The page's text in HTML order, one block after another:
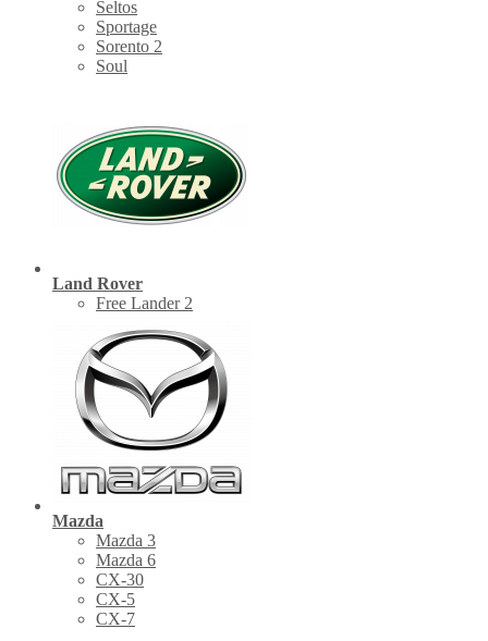
Seltos
Sportage
Sorento 2
Soul
Land Rover
Free Lander 2
Mazda
Mazda 3
Mazda 6
CX-30
СХ-5
CX-7